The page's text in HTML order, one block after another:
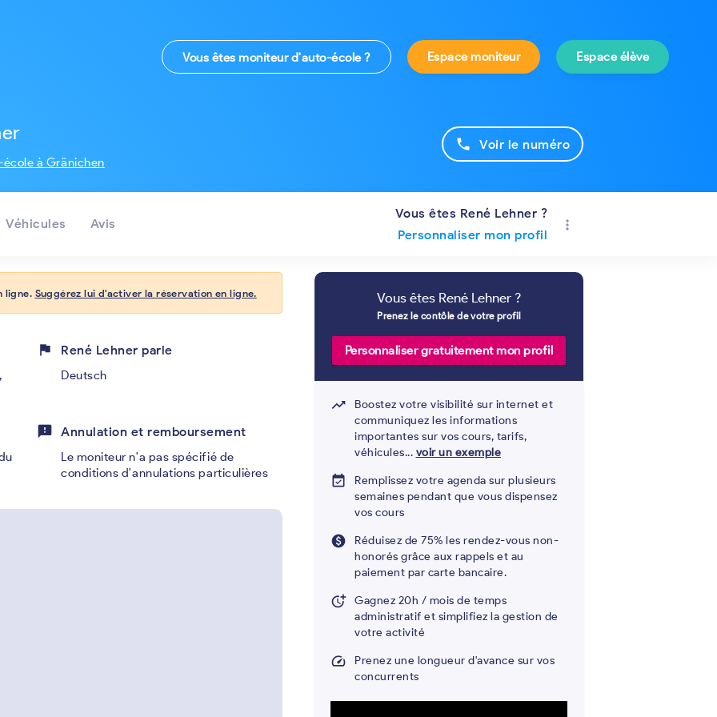
Vous êtes moniteur d'auto-école ? Espace moniteur Espace élève
à Gränichen
phone Voir le numéro
Véhicules Avis
Vous êtes René Lehner ?
Personnaliser mon profil
more_vert
ligne. Suggérez lui d'activer la réservation en ligne.
flag René Lehner parle
Deutsch
feedback Annulation et remboursement
Le moniteur n'a pas spécifié de
conditions d'annulations particulières
Vous êtes René Lehner ?
Prenez le contôle de votre profil
Personnaliser gratuitement mon profil
trending_up
Boostez votre visibilité sur internet et
communiquez les informations
importantes sur vos cours, tarifs,
véhicules... voir un exemple
event_available
Remplissez votre agenda sur plusieurs
semaines pendant que vous dispensez
vos cours
paid
Réduisez de 75% les rendez-vous non-
honorés grâce aux rappels et au
paiement par carte bancaire.
more_time Gagnez 20h / mois de temps
administratif et simplifiez la gestion de
votre activité
speed
Prenez une longueur d'avance sur vos
concurrents